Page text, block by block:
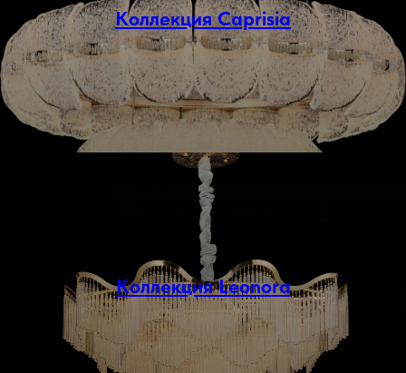
Коллекция Caprisia
Коллекция Leonora